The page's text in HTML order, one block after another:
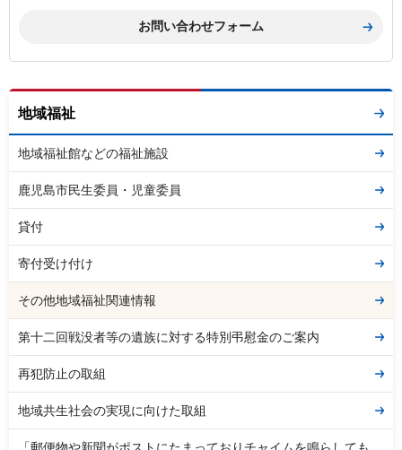
地域福祉
地域福祉館などの福祉施設
鹿児島市民生委員・児童委員
貸付
寄付受け付け
その他地域福祉関連情報
第十二回戦没者等の遺族に対する特別弔慰金のご案内
再犯防止の取組
地域共生社会の実現に向けた取組
「郵便物や新聞がポストにたまっておりチャイムを鳴らしても